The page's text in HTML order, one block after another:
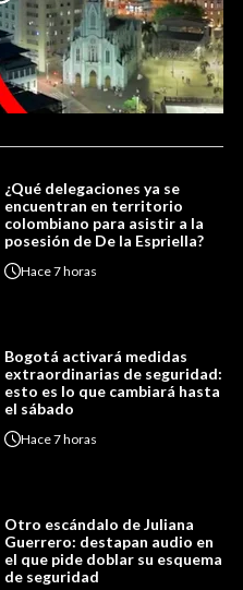
¿Qué delegaciones ya se
encuentran en territorio
colombiano para asistir a la
posesión de De la Espriella?
Hace7 horas
Bogotá activará medidas
extraordinarias de seguridad:
esto es lo que cambiará hasta
el sábado
Hace7 horas
Otro escándalo de Juliana
Guerrero: destapan audio en
el que pide doblar su esquema
de seguridad